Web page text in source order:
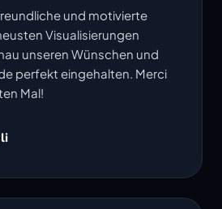
und motivierte
Visualisierungen
unseren Wünschen und
perfekt eingehalten. Merci
Mal!